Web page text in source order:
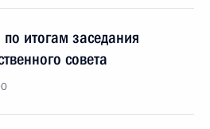
итогам заседания
совета